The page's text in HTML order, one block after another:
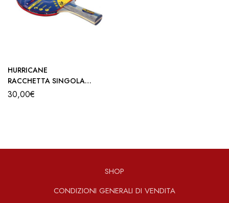
HURRICANE
RACCHETTA SINGOLA
GARLANDO
30,00€
SHOP
CONDIZIONI GENERALI DI VENDITA